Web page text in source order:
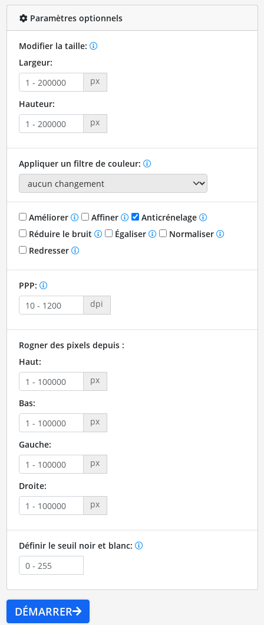
Paramètres optionnels
Modifier la taille:
Largeur:
px
Hauteur:
px
Appliquer un filtre de couleur:
Améliorer Affiner
Anticrénelage
Réduire le bruit
Égaliser
Normaliser
Redresser
PPP:
dpi
Rogner des pixels depuis :
Haut:
px
Bas:
px
Gauche:
px
Droite:
px
Définir le seuil noir et blanc:
DÉMARRER